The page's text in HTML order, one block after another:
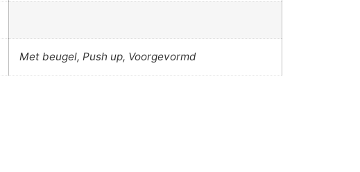
Met beugel, Push up, Voorgevormd